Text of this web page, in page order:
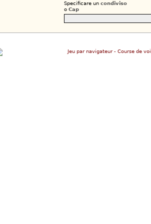
Specificare un condiviso
o Cap